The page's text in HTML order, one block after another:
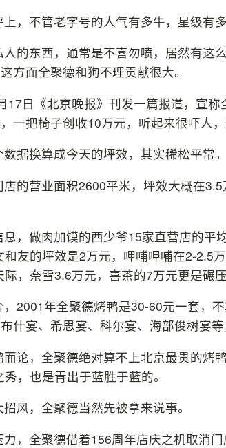
，不管老字号的人气有多牛，星级有
人的东西，通常是不喜勿喷，居然有这
方面全聚德和狗不理贡献很大。
17日《北京晚报》刊发一篇报道，宣
一把椅子创收10万元，听起来很吓人
据换算成今天的坪效，其实稀松平常。
的营业面积2600平米，坪效大概在
，做肉加馍的西少爷15家直营店的平
和友的坪效是2万元，呷哺呷哺在2-2.5
，奈雪3.6万元，喜茶的7万元更是碾压
2001年全聚德烤鸭是30-60元一套，
什宴、希思宴、科尔宴、海部俊树宴等
论，全聚德绝对算不上北京最贵的烤
，也是青出于蓝胜于蓝的。
风，全聚德当然先被拿来说事。
力，全聚德借着156周年店庆之机取消